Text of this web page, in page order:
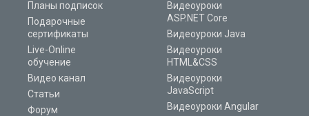
Планы подписок
Подарочные
сертификаты
Live-Online
обучение
Видео канал
Статьи
Форум
Видеоуроки
ASP.NET Core
Видеоуроки Java
Видеоуроки
HTML&CSS
Видеоуроки
JavaScript
Видеоуроки Angular